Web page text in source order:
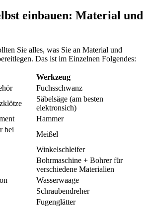
einbauen: Material und
Sie alles, was Sie an Material und
Das ist im Einzelnen Folgendes:
Werkzeug
Fuchsschwanz
Säbelsäge (am besten
elektronsich)
Hammer
bei
Meißel
Winkelschleifer
Bohrmaschine + Bohrer für
verschiedene Materialien
Wasserwaage
Schraubendreher
Fugenglätter